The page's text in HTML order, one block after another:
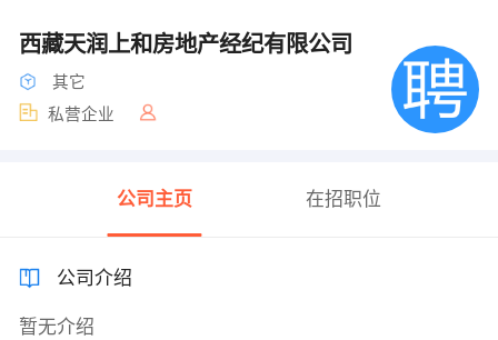
西藏天润上和房地产经纪有限公司
其它
私营企业
公司主页 在招职位
公司介绍
暂无介绍